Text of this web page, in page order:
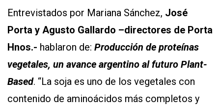
Entrevistados por Mariana Sánchez, José
Porta y Agusto Gallardo –directores de Porta
Hnos.- hablaron de: Producción de proteínas
vegetales, un avance argentino al futuro Plant-
Based. “La soja es uno de los vegetales con
contenido de aminoácidos más completos y